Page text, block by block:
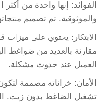
الفوائد: إنها واحدة من
والموثوقية. تم تصميم
العميل عند حدوث مشكلة.
الأمان: خزاناته مصممة
تشغيل الضاغط بدون زيت.